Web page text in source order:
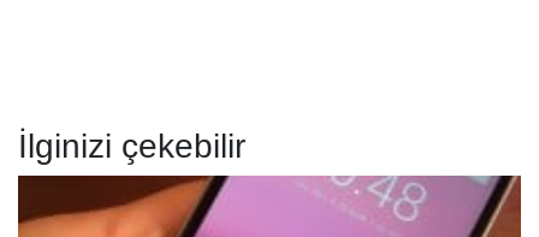
İlginizi çekebilir